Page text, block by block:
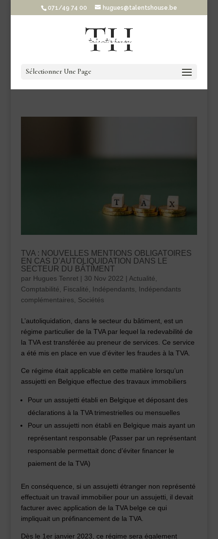
071/49 74 00 hugues@talentshouse.be
Sélectionner Une Page
TVA : NOUVELLES MENTIONS OBLIGATOIRES
EN CAS D’AUTOLIQUIDATION DANS LE
SECTEUR DU BÂTIMENT
par Hugues Tenret| 30 Nov 2022 | Actualité
Comptabilité
Fiscalité Indépendants
Indépendants
complémentaires
Sociétés
L’autoliquidation, dans le secteur du bâtiment, est un
régime particulier de la TVA par lequel la redevabilité de
la TVA est transférée au preneur de services. Ce service
a été mis en place en vue d’éviter les fraudes à la TVA.
Ce régime était applicable en cette matière lorsqu’un
assujetti en Belgique effectue des travaux immobiliers
Pour un assujetti établi en Belgique et déposant des
déclarations à la TVA trimestrielles ou mensuelles
Pour un assujetti non établi en Belgique mais ayant un
représentant responsable (Passer par un représentant
responsable permettait donc d’éviter financer le
paiement de la TVA)
En conséquence, si un assujetti étranger non représenté
effectuait un travail immobilier pour un assujetti, il devait
facturer avec application de la TVA belge ce qui
impliquait un préfinancement de la TVA.
Dès le 1er janvier 2023, ce régime sera également